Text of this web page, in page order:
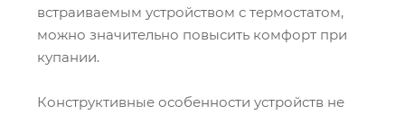
встраиваемым устройством с термостатом,
можно значительно повысить комфорт при
купании.
Конструктивные особенности устройств не